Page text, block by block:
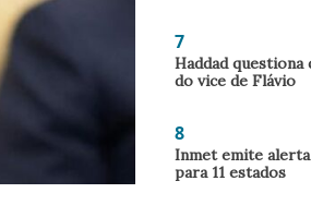
7
Haddad questiona
do vice de Flávio
8
Inmet emite alerta
para 11 estados